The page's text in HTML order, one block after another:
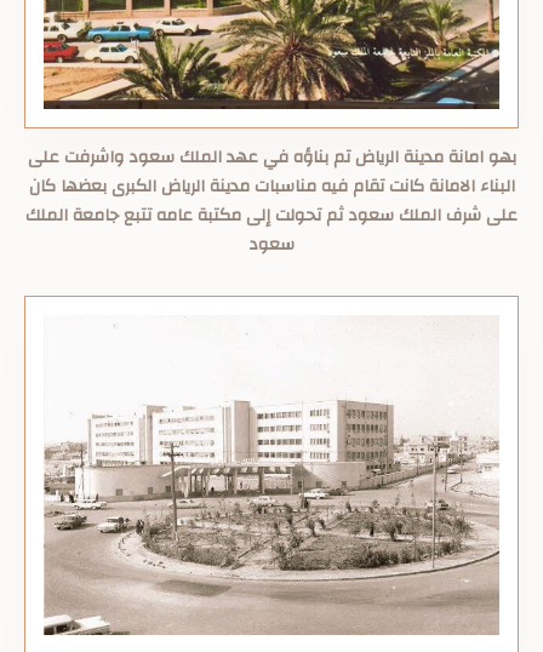
بهو امانة مدينة الرياض تم بناؤه في عهد الملك سعود واشرفت على
البناء الامانة كانت تقام فيه مناسبات مدينة الرياض الكبرى بعضها كان
على شرف الملك سعود ثم تحولت إلى مكتبة عامه تتبع جامعة الملك
سعود